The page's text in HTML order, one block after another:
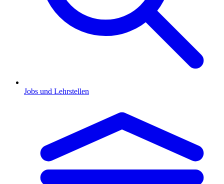
Jobs und Lehrstellen